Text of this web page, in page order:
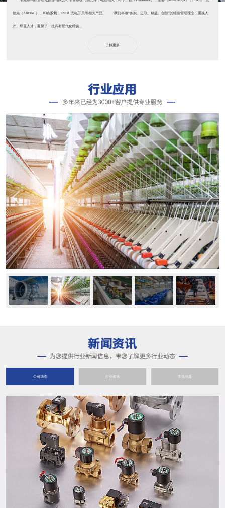
德克（AIRTAC），IEI点胶机，aZBIL 光电开关等相关产品。 我们本着“务实、进取、精益、创新”的经营管理理念，重视人
才、尊重人才，凝聚了一批具有现代化经营...
了解更多
公司动态 行业资讯 常见问题